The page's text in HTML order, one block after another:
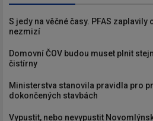
S jedy na věčné časy. PFAS zaplavily
nezmizí
Domovní ČOV budou muset plnit
čistírny
Ministerstva stanovila pravidla pro
dokončených stavbách
Vypustit, nebo nevypustit